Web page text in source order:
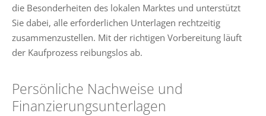
die Besonderheiten des lokalen Marktes und unterstützt
Sie dabei, alle erforderlichen Unterlagen rechtzeitig
zusammenzustellen. Mit der richtigen Vorbereitung läuft
der Kaufprozess reibungslos ab.
Persönliche Nachweise und
Finanzierungsunterlagen